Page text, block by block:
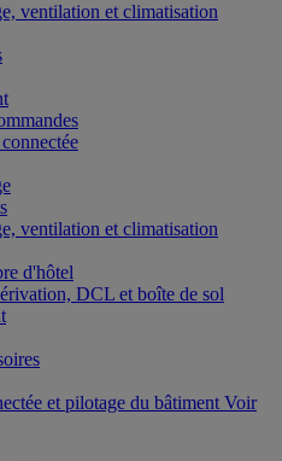
ventilation et climatisation
ventilation et climatisation
d'hôtel
DCL et boîte de sol
et pilotage du bâtiment Voir